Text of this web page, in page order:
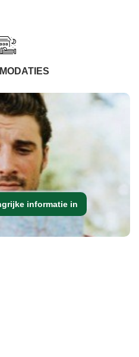
informatie in